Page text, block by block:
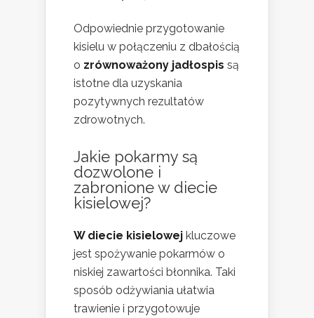
Odpowiednie przygotowanie
kisielu w połączeniu z dbałością
o zrównoważony jadłospis są
istotne dla uzyskania
pozytywnych rezultatów
zdrowotnych.
Jakie pokarmy są
dozwolone i
zabronione w diecie
kisielowej?
W diecie kisielowej kluczowe
jest spożywanie pokarmów o
niskiej zawartości błonnika. Taki
sposób odżywiania ułatwia
trawienie i przygotowuje